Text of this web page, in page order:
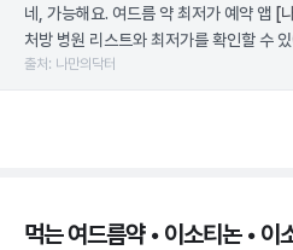
네, 가능해요. 여드름 약 최저가 예약 앱 [
처방 병원 리스트와 최저가를 확인할 수
출처: 나만의닥터
먹는 여드름약 • 이소티논 • 이